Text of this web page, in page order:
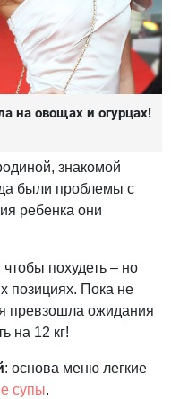
на овощах и огурцах!
знакомой
были проблемы с
ребенка они
похудеть – но
позициях. Пока не
превзошла ожидания
на 12 кг!
: основа меню легкие
супы.